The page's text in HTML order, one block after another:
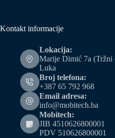
Kontakt informacije
Lokacija:
Marije Dimić 7a (Tržni
Luka
Broj telefona:
+387 65 792 968
Email adresa:
info@mobitech.ba
Mobitech:
JIB 4510626800001
PDV 510626800001